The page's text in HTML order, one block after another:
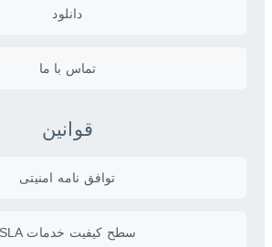
دانلود
تماس با ما
قوانین
توافق نامه امنیتی
سطح کیفیت خدمات SLA